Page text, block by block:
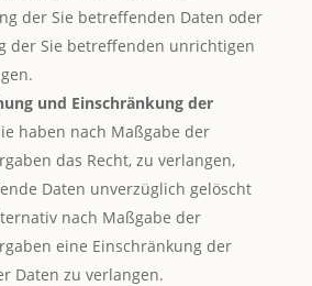
der Sie betreffenden Daten oder
der Sie betreffenden unrichtigen
und Einschränkung der
haben nach Maßgabe der
das Recht, zu verlangen,
Daten unverzüglich gelöscht
nach Maßgabe der
eine Einschränkung der
Daten zu verlangen.